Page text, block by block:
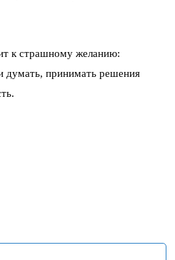
к страшному желанию:
думать, принимать решения